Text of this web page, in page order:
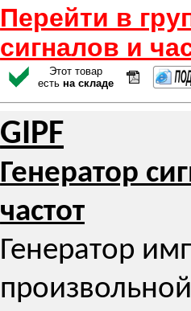
Перейти в
сигналов и
Этот товар
есть на складе
GIPF
Генератор
частот
Генератор